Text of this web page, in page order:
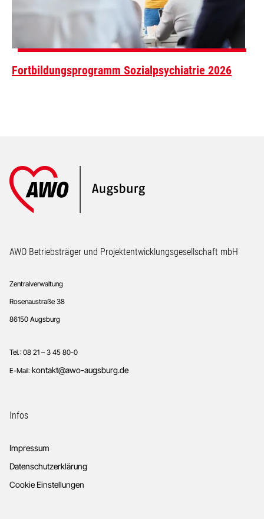
Fortbildungsprogramm Sozialpsychiatrie 2026
Footer
AWO Betriebsträger und Projektentwicklungsgesellschaft mbH
Zentralverwaltung
Rosenaustraße 38
86150 Augsburg
Tel.: 08 21 – 3 45 80-0
E-Mail: kontakt@awo-augsburg.de
Infos
Impressum
Datenschutzerklärung
Cookie Einstellungen